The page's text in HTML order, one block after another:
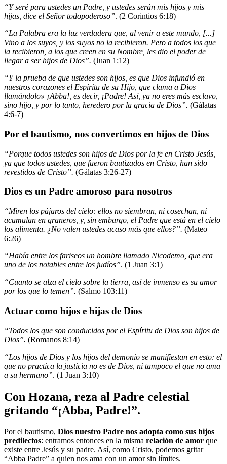
“Y seré para ustedes un Padre, y ustedes serán mis hijos y mis
hijas, dice el Señor todopoderoso”. (2 Corintios 6:18)
“La Palabra era la luz verdadera que, al venir a este mundo, [...]
Vino a los suyos, y los suyos no la recibieron. Pero a todos los que
la recibieron, a los que creen en su Nombre, les dio el poder de
llegar a ser hijos de Dios”. (Juan 1:12)
“Y la prueba de que ustedes son hijos, es que Dios infundió en
nuestros corazones el Espíritu de su Hijo, que clama a Dios
llamándolo» ¡Abba!, es decir, ¡Padre! Así, ya no eres más esclavo,
sino hijo, y por lo tanto, heredero por la gracia de Dios”. (Gálatas
4:6-7)
Por el bautismo, nos convertimos en hijos de Dios
“Porque todos ustedes son hijos de Dios por la fe en Cristo Jesús,
ya que todos ustedes, que fueron bautizados en Cristo, han sido
revestidos de Cristo”. (Gálatas 3:26-27)
Dios es un Padre amoroso para nosotros
“Miren los pájaros del cielo: ellos no siembran, ni cosechan, ni
acumulan en graneros, y, sin embargo, el Padre que está en el cielo
los alimenta. ¿No valen ustedes acaso más que ellos?”. (Mateo
6:26)
“Había entre los fariseos un hombre llamado Nicodemo, que era
uno de los notables entre los judíos”. (1 Juan 3:1)
“Cuanto se alza el cielo sobre la tierra, así de inmenso es su amor
por los que lo temen”. (Salmo 103:11)
Actuar como hijos e hijas de Dios
“Todos los que son conducidos por el Espíritu de Dios son hijos de
Dios”. (Romanos 8:14)
“Los hijos de Dios y los hijos del demonio se manifiestan en esto: el
que no practica la justicia no es de Dios, ni tampoco el que no ama
a su hermano”. (1 Juan 3:10)
Con Hozana, reza al Padre celestial
gritando “¡Abba, Padre!”.
Por el bautismo, Dios nuestro Padre nos adopta como sus hijos
predilectos: entramos entonces en la misma relación de amor que
existe entre Jesús y su padre. Así, como Cristo, podemos gritar
“Abba Padre” a quien nos ama con un amor sin límites.